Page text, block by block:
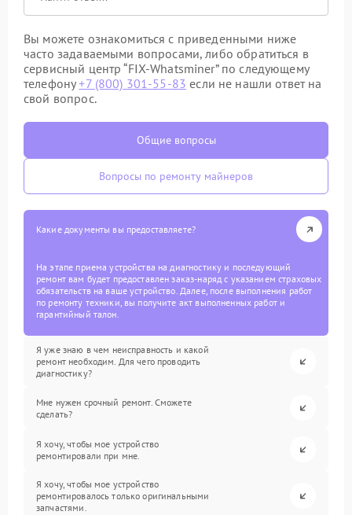
Вы можете ознакомиться с приведенными ниже
часто задаваемыми вопросами, либо обратиться в
сервисный центр “FIX-Whatsminer” по следующему
телефону+7 (800) 301-55-83 если не нашли ответ на
свой вопрос.
Общие вопросы
Вопросы по ремонту майнеров
Какие документы вы предоставляете?
На этапе приема устройства на диагностику и последующий
ремонт вам будет предоставлен заказ-наряд с указанием страховых
обязательств на ваше устройство. Далее, после выполнения работ
по ремонту техники, вы получите акт выполненных работ и
гарантийный талон.
Я уже знаю в чем неисправность и какой
ремонт необходим. Для чего проводить
диагностику?
Мне нужен срочный ремонт. Сможете
сделать?
Я хочу, чтобы мое устройство
ремонтировали при мне.
Я хочу, чтобы мое устройство
ремонтировалось только оригинальными
запчастями.